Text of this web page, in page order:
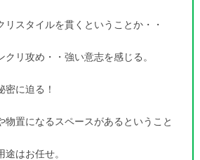
リスタイルを貫くということか・・
クリ攻め・・強い意志を感じる。
密に迫る！
物置になるスペースがあるということ
はお任せ。